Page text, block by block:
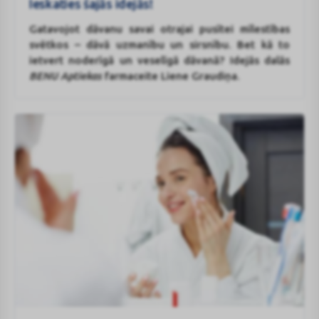
Ieskaties
šajās
idejās!
Ieskaties šajās idejās!
Gatavojot dāvanu savai otrajai pusītei mīlestības
svētkos – dāvā uzmanību un sirsnību. Bet kā to
ietvert noderīgā un veselīgā dāvanā? Idejās dalās
BENU Aptiekasfarmaceite Liene Graudiņa.